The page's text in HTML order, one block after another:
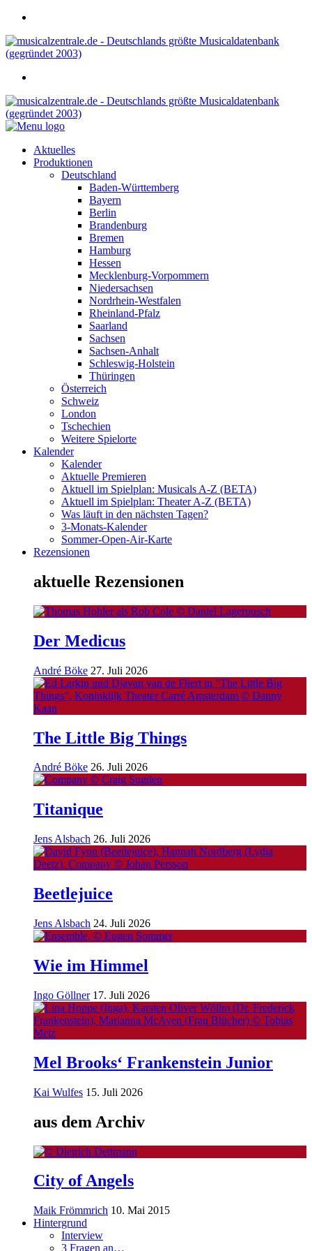
Aktuelles
Produktionen
Deutschland
Baden-Württemberg
Bayern
Berlin
Brandenburg
Bremen
Hamburg
Hessen
Mecklenburg-Vorpommern
Niedersachsen
Nordrhein-Westfalen
Rheinland-Pfalz
Saarland
Sachsen
Sachsen-Anhalt
Schleswig-Holstein
Thüringen
Österreich
Schweiz
London
Tschechien
Weitere Spielorte
Kalender
Kalender
Aktuelle Premieren
Aktuell im Spielplan: Musicals A-Z (BETA)
Aktuell im Spielplan: Theater A-Z (BETA)
Was läuft in den nächsten Tagen?
3-Monats-Kalender
Sommer-Open-Air-Karte
Rezensionen
aktuelle Rezensionen
Der Medicus
André Böke 27. Juli 2026
The Little Big Things
André Böke 26. Juli 2026
Titanique
Jens Alsbach 26. Juli 2026
Beetlejuice
Jens Alsbach 24. Juli 2026
Wie im Himmel
Ingo Göllner 17. Juli 2026
Mel Brooks‘ Frankenstein Junior
Kai Wulfes 15. Juli 2026
aus dem Archiv
City of Angels
Maik Frömmrich 10. Mai 2015
Hintergrund
Interview
3 Fragen an…